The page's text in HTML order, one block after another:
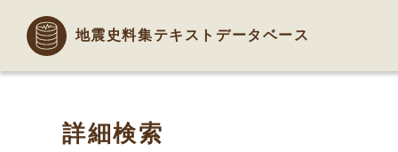
地震史料集テキストデータベース
詳細検索